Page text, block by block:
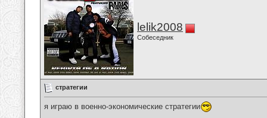
lelik2008
Собеседник
стратегии
я играю в военно-экономические стратегии